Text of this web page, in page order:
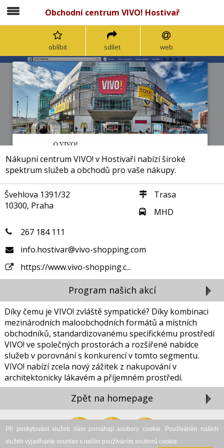
Při poskytování služeb nám pomáhají soubory cookie. Používáním našich
služeb vyjadřujete souhlas s naším používáním souborů cookie.
Obchodní centrum VIVO! Hostivař
oblíbit sdílet web
Nákupní centrum VIVO! v Hostivaři nabízí široké
spektrum služeb a obchodů pro vaše nákupy.
Švehlova 1391/32
10300, Praha
Trasa
MHD
267 184 111
info.hostivar@vivo-shopping.com
https://www.vivo-shopping.c...
Program našich akcí
Díky čemu je VIVO! zvláště sympatické? Díky kombinaci
mezinárodních maloobchodních formátů a místních
obchodníků, standardizovanému specifickému prostředí
VIVO! ve společných prostorách a rozšířené nabídce
služeb v porovnání s konkurencí v tomto segmentu.
VIVO! nabízí zcela nový zážitek z nakupování v
architektonicky lákavém a příjemném prostředí.
Zpět na homepage